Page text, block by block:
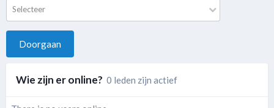
Selecteer
Doorgaan
Wie zijn er online? 0 leden zijn actief